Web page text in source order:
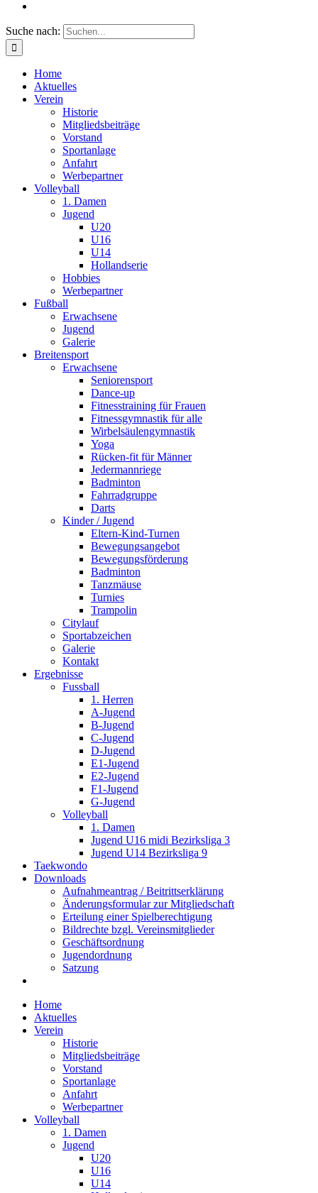
Suche nach:
Home
Aktuelles
Verein
Historie
Mitgliedsbeiträge
Vorstand
Sportanlage
Anfahrt
Werbepartner
Volleyball
1. Damen
Jugend
U20
U16
U14
Hollandserie
Hobbies
Werbepartner
Fußball
Erwachsene
Jugend
Galerie
Breitensport
Erwachsene
Seniorensport
Dance-up
Fitnesstraining für Frauen
Fitnessgymnastik für alle
Wirbelsäulengymnastik
Yoga
Rücken-fit für Männer
Jedermannriege
Badminton
Fahrradgruppe
Darts
Kinder / Jugend
Eltern-Kind-Turnen
Bewegungsangebot
Bewegungsförderung
Badminton
Tanzmäuse
Turnies
Trampolin
Citylauf
Sportabzeichen
Galerie
Kontakt
Ergebnisse
Fussball
1. Herren
A-Jugend
B-Jugend
C-Jugend
D-Jugend
E1-Jugend
E2-Jugend
F1-Jugend
G-Jugend
Volleyball
1. Damen
Jugend U16 midi Bezirksliga 3
Jugend U14 Bezirksliga 9
Taekwondo
Downloads
Aufnahmeantrag / Beitrittserklärung
Änderungsformular zur Mitgliedschaft
Erteilung einer Spielberechtigung
Bildrechte bzgl. Vereinsmitglieder
Geschäftsordnung
Jugendordnung
Satzung
Home
Aktuelles
Verein
Historie
Mitgliedsbeiträge
Vorstand
Sportanlage
Anfahrt
Werbepartner
Volleyball
1. Damen
Jugend
U20
U16
U14